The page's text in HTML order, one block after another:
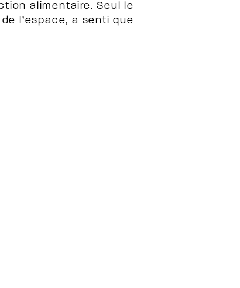
alimentaire. Seul le
l’espace, a senti que